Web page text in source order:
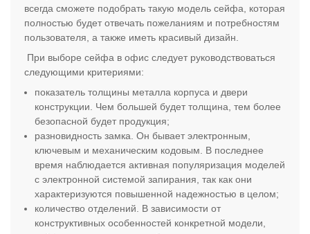
всегда сможете подобрать такую модель сейфа, которая
полностью будет отвечать пожеланиям и потребностям
пользователя, а также иметь красивый дизайн.
При выборе сейфа в офис следует руководствоваться
следующими критериями:
показатель толщины металла корпуса и двери
конструкции. Чем большей будет толщина, тем более
безопасной будет продукция;
разновидность замка. Он бывает электронным,
ключевым и механическим кодовым. В последнее
время наблюдается активная популяризация моделей
с электронной системой запирания, так как они
характеризуются повышенной надежностью в целом;
количество отделений. В зависимости от
конструктивных особенностей конкретной модели,